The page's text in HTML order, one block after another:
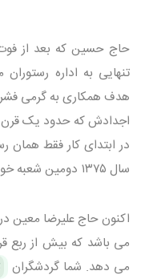
تنهایی به اداره
هدف همکاری به گرمی
اجدادش که حدود یک قرن
در ابتدای کار فقط همان
سال ۱۳۷۵ دومین شعبه خود را در خیابان جم افتتاح کرد.
اکنون حاج علیرضا معین
می باشد که بیش از ربع
می دهد. شما گردشگران